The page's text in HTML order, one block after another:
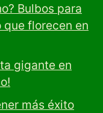
Bulbos para
que florecen en
gigante en
más éxito